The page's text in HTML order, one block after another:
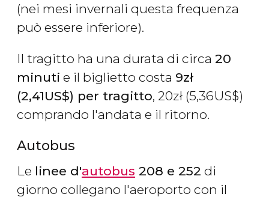
(nei mesi invernali questa frequenza
può essere inferiore).
Il tragitto ha una durata di circa 20
minuti e il biglietto costa 9zł
(2,41US$) per tragitto, 20zł (5,36US$)
comprando l'andata e il ritorno.
Autobus
Le linee d'autobus 208 e 252 di
giorno collegano l'aeroporto con il